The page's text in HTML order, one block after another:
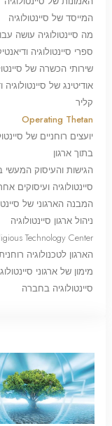
המייסד של סיינטולוגיה
מה סיינטולוגיה עושה
ספרי סיינטולוגיה
שירותי הכשרה של
אודיטינג של סיינטולוגיה
קליר
Operating Thetan
יועצים רוחניים של
בתוך ארגון
הגישות והעיסוק המעשי
סיינטולוגיה ועיסוקים
המבנה הארגוני של
ניהול ארגון סיינטולוגיה
Technology Center
הארגון לטכנולוגיה
מימון של ארגוני
סיינטולוגיה בחברה